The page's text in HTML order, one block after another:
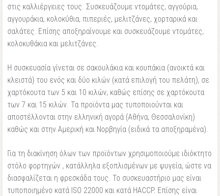
στις καλλιέργειες τους. Συσκευάζουμε ντομάτες, αγγούρια,
αγγουράκια, κολοκύθια, πιπεριές, μελιτζάνες, χορταρικά και
σαλάτες. Επίσης αποξηραίνουμε και συσκευάζουμε ντομάτες,
κολοκυθάκια και μελιτζάνες.
Η συσκευασία γίνεται σε σακουλάκια και κουπάκια (ανοικτά και
κλειστά) του ενός και δύο κιλών (κατά επιλογή του πελάτη), σε
χαρτόκουτα των 5 και 10 κιλών, καθώς επίσης σε χαρτόκουτα
των 7 και 15 κιλών. Τα προϊόντα μας τυποποιούνται και
αποστέλλονται στην ελληνική αγορά (Αθήνα, Θεσσαλονίκη)
καθώς και στην Αμερική και Νορβηγία (ειδικά τα αποξηραμένα).
Για τη διακίνηση όλων των προϊόντων χρησιμοποιούμε ιδιόκτητο
στόλο φορτηγών , κατάλληλα εξοπλισμένων με ψυγεία, ώστε να
διασφαλίζεται η φρεσκάδα τους. Το συσκευαστήριο μας είναι
τυποποιημένο κατά ISO 22000 και κατά HACCP. Επίσης είναι